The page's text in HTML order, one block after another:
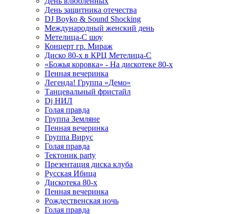
День защитника отечества
DJ Boyko & Sound Shocking
Международный женский день
Метелица-С шоу
Концерт гр. Мираж
Диско 80-х в КРЦ Метелица-С
«Божья коровка» - На дискотеке 80-х
Пенная вечеринка
Легенда! Группа «Демо»
Танцевальный фристайл
Dj НИЛ
Голая правда
Группа Земляне
Пенная вечеринка
Группа Вирус
Голая правда
Тектоник party
Презентация диска клуба
Русская Ибица
Дискотека 80-х
Пенная вечеринка
Рождественская ночь
Голая правда